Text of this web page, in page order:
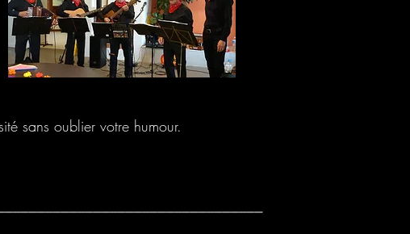
sans oublier votre humour.